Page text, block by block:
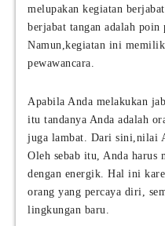
melupakan kegiatan
berjabat tangan adalah poin
Namun,kegiatan ini
pewawancara.
Apabila Anda melakukan
itu tandanya Anda adalah
juga lambat. Dari sini,nilai
Oleh sebab itu, Anda harus
dengan energik. Hal ini
orang yang percaya diri,
lingkungan baru.